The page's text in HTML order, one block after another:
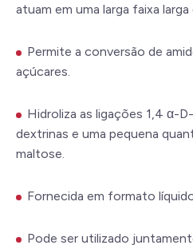
atuam em uma larga faixa
Permite a conversão de
açúcares.
Hidroliza as ligações 1,4 α-
dextrinas e uma pequena
maltose.
Fornecida em formato
Pode ser utilizado